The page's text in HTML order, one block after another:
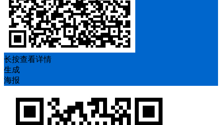
长按查看详情
生成
海报